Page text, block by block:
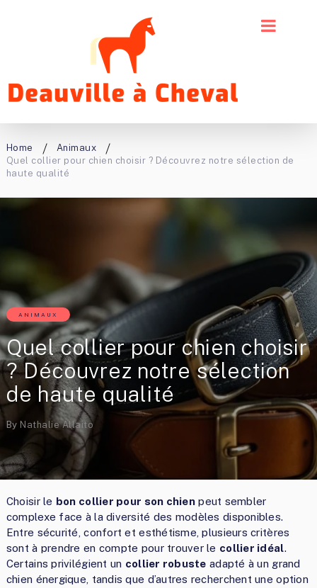
Home
Animaux
Quel collier pour chien choisir ? Découvrez notre sélection de
haute qualité
ANIMAUX
Quel collier pour chien choisir
? Découvrez notre sélection
de haute qualité
By Nathalie Allaito
Choisir le bon collier pour son chienpeut sembler
complexe face à la diversité des modèles disponibles.
Entre sécurité, confort et esthétisme, plusieurs critères
sont à prendre en compte pour trouver le collier idéal.
Certains privilégient un collier robuste adapté à un grand
chien énergique, tandis que d’autres recherchent une option